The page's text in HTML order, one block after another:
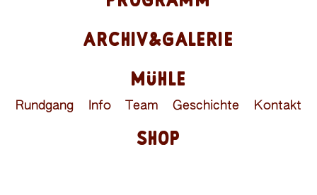
ARCHIV&GALERIE
MÜHLE
Rundgang Info Team Geschichte Kontakt
SHOP